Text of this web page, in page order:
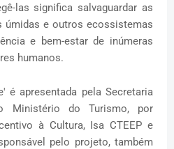
las significa salvaguardar as
úmidas e outros ecossistemas
e bem-estar de inúmeras
humanos.
é apresentada pela Secretaria
Ministério do Turismo, por
à Cultura, Isa CTEEP e
pelo projeto, também